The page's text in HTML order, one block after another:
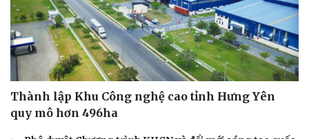
Thành lập Khu Công nghệ cao tỉnh Hưng Yên
quy mô hơn 496ha